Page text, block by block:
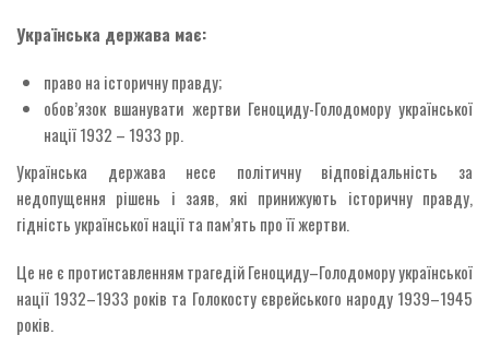
Українська держава має:
право на історичну правду;
обов’язок вшанувати жертви Геноциду-Голодомору української
нації 1932 – 1933 рр.
Українська держава несе політичну відповідальність за
недопущення рішень і заяв, які принижують історичну правду,
гідність української нації та пам’ять про її жертви.
Це не є протиставленням трагедій Геноциду–Голодомору української
нації 1932–1933 років та Голокосту єврейського народу 1939–1945
років.